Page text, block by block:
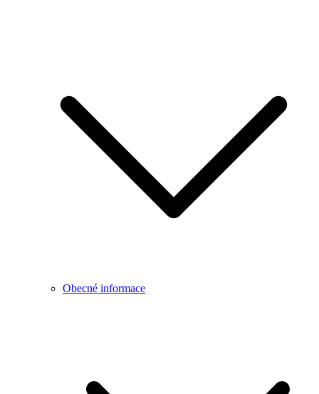
Obecné informace